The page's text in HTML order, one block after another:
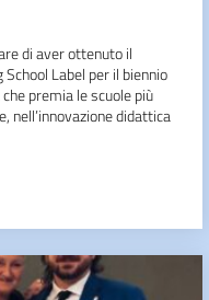
di aver ottenuto il
Label per il biennio
premia le scuole più
nell’innovazione didattica